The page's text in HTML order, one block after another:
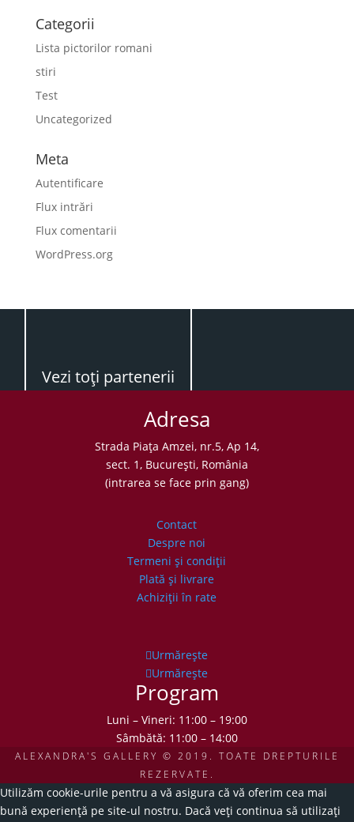
Categorii
Lista pictorilor romani
stiri
Test
Uncategorized
Meta
Autentificare
Flux intrări
Flux comentarii
WordPress.org
Vezi toţi partenerii
Adresa
Strada Piaţa Amzei, nr.5, Ap 14,
sect. 1, Bucureşti, România
(intrarea se face prin gang)
Contact
Despre noi
Termeni şi condiţii
Plată şi livrare
Achiziţii în rate
Urmărește
Urmărește
Program
Luni – Vineri: 11:00 – 19:00
Sâmbătă: 11:00 – 14:00
ALEXANDRA'S GALLERY © 2019. TOATE DREPTURILE
REZERVATE.
Utilizăm cookie-urile pentru a vă asigura că vă oferim cea mai
bună experiență pe site-ul nostru. Dacă veți continua să utilizați